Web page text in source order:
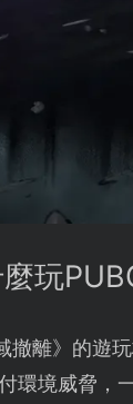
玩
撤離》的遊
環境威脅，